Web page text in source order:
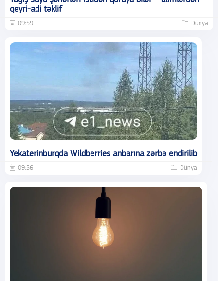
qeyri-adi təklif
09:59 Dünya
Yekaterinburqda Wildberries anbarına zərbə endirilib
09:56 Dünya